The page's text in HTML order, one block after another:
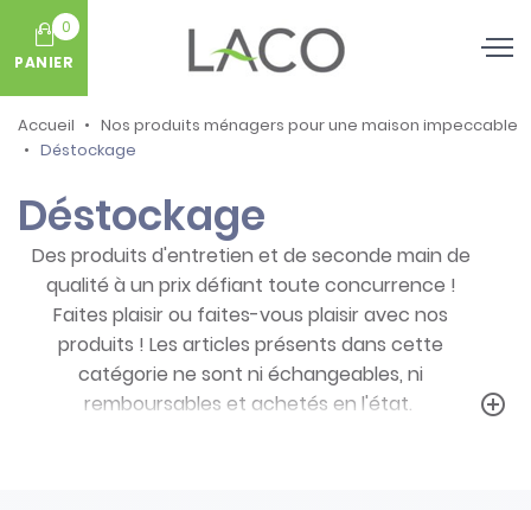
0
PANIER
Accueil
Nos produits ménagers pour une maison impeccable
Déstockage
Déstockage
Des produits d'entretien et de seconde main de
qualité à un prix défiant toute concurrence !
Faites plaisir ou faites-vous plaisir avec nos
produits ! Les articles présents dans cette
catégorie ne sont ni échangeables, ni
remboursables et achetés en l'état.
add_circle_outline